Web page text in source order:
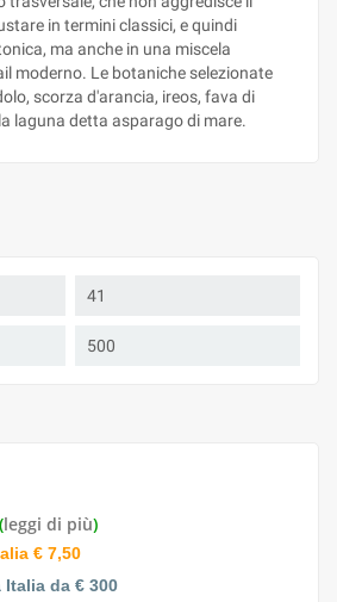
in termini classici, e quindi
ma anche in una miscela
moderno. Le botaniche selezionate
scorza d'arancia, ireos, fava di
laguna detta asparago di mare.
41
500
(leggi di più)
€ 7,50
da € 300